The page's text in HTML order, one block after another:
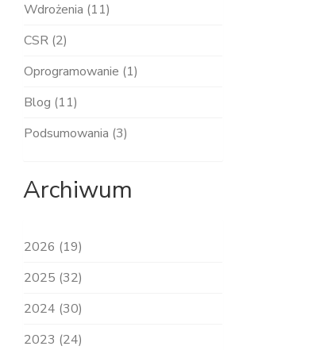
Wdrożenia (11)
CSR (2)
Oprogramowanie (1)
Blog (11)
Podsumowania (3)
Archiwum
2026 (19)
2025 (32)
2024 (30)
2023 (24)